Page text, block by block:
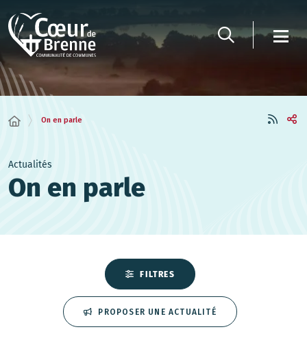
On en parle
Actualités
On en parle
FILTRES
PROPOSER UNE ACTUALITÉ